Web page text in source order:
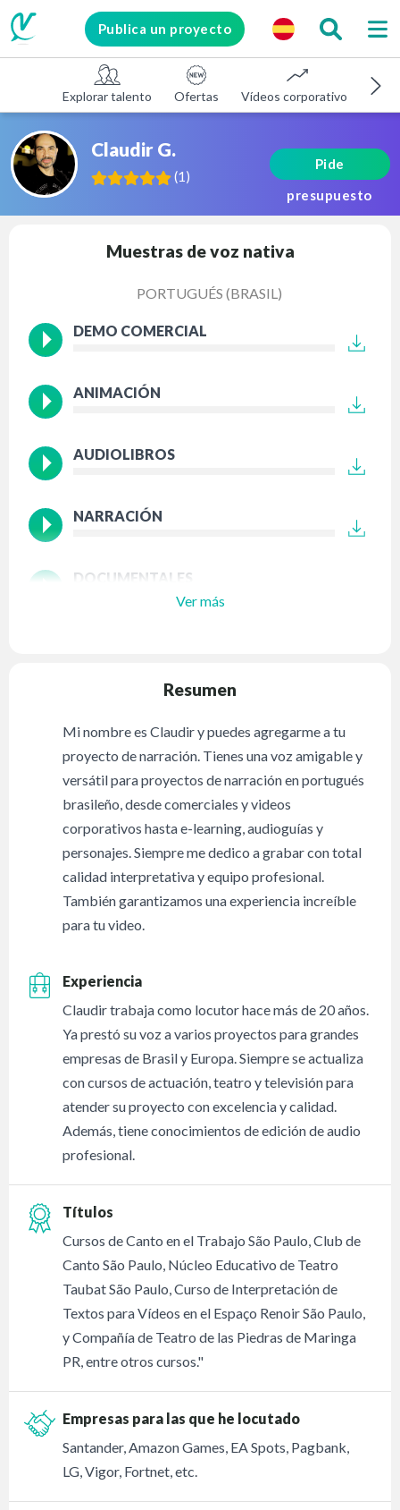
Publica un proyecto
Explorar talento Ofertas Vídeos corporativos E-
Claudir G.
(1 )
Pide
presupuesto
Muestras de voz nativa
PORTUGUÉS (BRASIL)
DEMO COMERCIAL
ANIMACIÓN
AUDIOLIBROS
NARRACIÓN
DOCUMENTALES
Ver más
Resumen
Mi nombre es Claudir y puedes agregarme a tu
proyecto de narración. Tienes una voz amigable y
versátil para proyectos de narración en portugués
brasileño, desde comerciales y videos
corporativos hasta e-learning, audioguías y
personajes. Siempre me dedico a grabar con total
calidad interpretativa y equipo profesional.
También garantizamos una experiencia increíble
para tu video.
Experiencia
Claudir trabaja como locutor hace más de 20 años.
Ya prestó su voz a varios proyectos para grandes
empresas de Brasil y Europa. Siempre se actualiza
con cursos de actuación, teatro y televisión para
atender su proyecto con excelencia y calidad.
Además, tiene conocimientos de edición de audio
profesional.
Títulos
Cursos de Canto en el Trabajo São Paulo, Club de
Canto São Paulo, Núcleo Educativo de Teatro
Taubat São Paulo, Curso de Interpretación de
Textos para Vídeos en el Espaço Renoir São Paulo,
y Compañía de Teatro de las Piedras de Maringa
PR, entre otros cursos."
Empresas para las que he locutado
Santander, Amazon Games, EA Spots, Pagbank,
LG, Vigor, Fortnet, etc.